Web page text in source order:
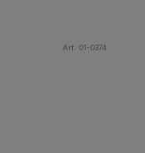
Art. 01-0374